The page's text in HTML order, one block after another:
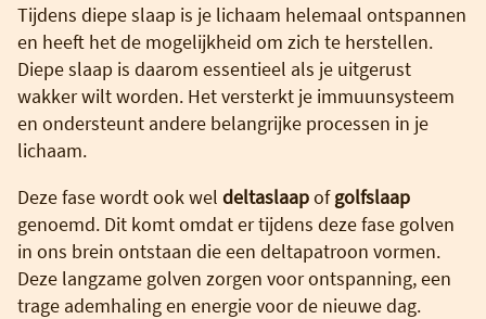
Tijdens diepe slaap is je lichaam helemaal ontspannen
en heeft het de mogelijkheid om zich te herstellen.
Diepe slaap is daarom essentieel als je uitgerust
wakker wilt worden. Het versterkt je immuunsysteem
en ondersteunt andere belangrijke processen in je
lichaam.
Deze fase wordt ook wel deltaslaapofgolfslaap
genoemd. Dit komt omdat er tijdens deze fase golven
in ons brein ontstaan die een deltapatroon vormen.
Deze langzame golven zorgen voor ontspanning, een
trage ademhaling en energie voor de nieuwe dag.